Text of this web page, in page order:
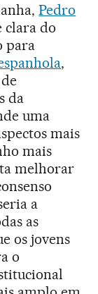
Pedro
clara do
para
,
da
uma
mais
mais
melhorar
a
as
os jovens
o